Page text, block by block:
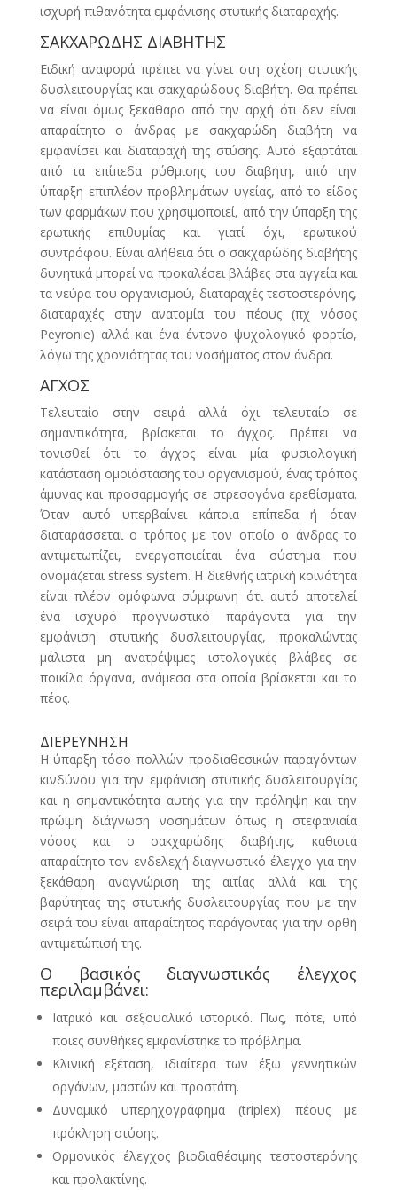
ισχυρή πιθανότητα εμφάνισης στυτικής διαταραχής.
ΣΑΚΧΑΡΩΔΗΣ ΔΙΑΒΗΤΗΣ
Ειδική αναφορά πρέπει να γίνει στη σχέση στυτικής
δυσλειτουργίας και σακχαρώδους διαβήτη. Θα πρέπει
να είναι όμως ξεκάθαρο από την αρχή ότι δεν είναι
απαραίτητο ο άνδρας με σακχαρώδη διαβήτη να
εμφανίσει και διαταραχή της στύσης. Αυτό εξαρτάται
από τα επίπεδα ρύθμισης του διαβήτη, από την
ύπαρξη επιπλέον προβλημάτων υγείας, από το είδος
των φαρμάκων που χρησιμοποιεί, από την ύπαρξη της
ερωτικής επιθυμίας και γιατί όχι, ερωτικού
συντρόφου. Είναι αλήθεια ότι ο σακχαρώδης διαβήτης
δυνητικά μπορεί να προκαλέσει βλάβες στα αγγεία και
τα νεύρα του οργανισμού, διαταραχές τεστοστερόνης,
διαταραχές στην ανατομία του πέους (πχ νόσος
Peyronie) αλλά και ένα έντονο ψυχολογικό φορτίο,
λόγω της χρονιότητας του νοσήματος στον άνδρα.
ΑΓΧΟΣ
Τελευταίο στην σειρά αλλά όχι τελευταίο σε
σημαντικότητα, βρίσκεται το άγχος. Πρέπει να
τονισθεί ότι το άγχος είναι μία φυσιολογική
κατάσταση ομοιόστασης του οργανισμού, ένας τρόπος
άμυνας και προσαρμογής σε στρεσογόνα ερεθίσματα.
Όταν αυτό υπερβαίνει κάποια επίπεδα ή όταν
διαταράσσεται ο τρόπος με τον οποίο ο άνδρας το
αντιμετωπίζει, ενεργοποιείται ένα σύστημα που
ονομάζεται stress system. Η διεθνής ιατρική κοινότητα
είναι πλέον ομόφωνα σύμφωνη ότι αυτό αποτελεί
ένα ισχυρό προγνωστικό παράγοντα για την
εμφάνιση στυτικής δυσλειτουργίας, προκαλώντας
μάλιστα μη ανατρέψιμες ιστολογικές βλάβες σε
ποικίλα όργανα, ανάμεσα στα οποία βρίσκεται και το
πέος.
ΔΙΕΡΕΥΝΗΣΗ
Η ύπαρξη τόσο πολλών προδιαθεσικών παραγόντων
κινδύνου για την εμφάνιση στυτικής δυσλειτουργίας
και η σημαντικότητα αυτής για την πρόληψη και την
πρώιμη διάγνωση νοσημάτων όπως η στεφανιαία
νόσος και ο σακχαρώδης διαβήτης, καθιστά
απαραίτητο τον ενδελεχή διαγνωστικό έλεγχο για την
ξεκάθαρη αναγνώριση της αιτίας αλλά και της
βαρύτητας της στυτικής δυσλειτουργίας που με την
σειρά του είναι απαραίτητος παράγοντας για την ορθή
αντιμετώπισή της.
Ο βασικός διαγνωστικός έλεγχος
περιλαμβάνει:
Ιατρικό και σεξουαλικό ιστορικό. Πως, πότε, υπό
ποιες συνθήκες εμφανίστηκε το πρόβλημα.
Κλινική εξέταση, ιδιαίτερα των έξω γεννητικών
οργάνων, μαστών και προστάτη.
Δυναμικό υπερηχογράφημα (triplex) πέους με
πρόκληση στύσης.
Ορμονικός έλεγχος βιοδιαθέσιμης τεστοστερόνης
και προλακτίνης.